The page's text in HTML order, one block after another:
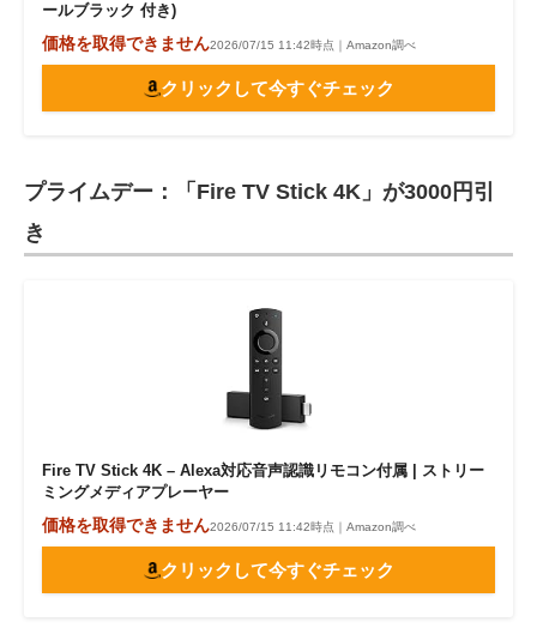
ールブラック 付き)
価格を取得できません2026/07/15 11:42時点｜Amazon調べ
クリックして今すぐチェック
プライムデー：「Fire TV Stick 4K」が3000円引
き
Fire TV Stick 4K – Alexa対応音声認識リモコン付属 | ストリー
ミングメディアプレーヤー
価格を取得できません2026/07/15 11:42時点｜Amazon調べ
クリックして今すぐチェック